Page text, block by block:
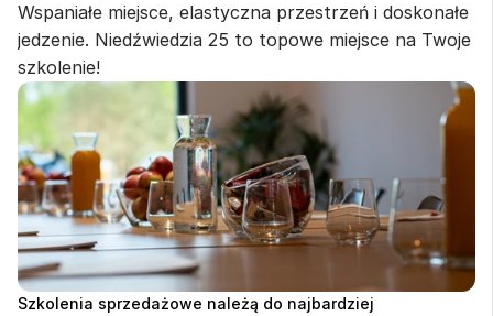
Wspaniałe miejsce, elastyczna przestrzeń i doskonałe
jedzenie. Niedźwiedzia 25 to topowe miejsce na Twoje
szkolenie!
Szkolenia sprzedażowe należą do najbardziej